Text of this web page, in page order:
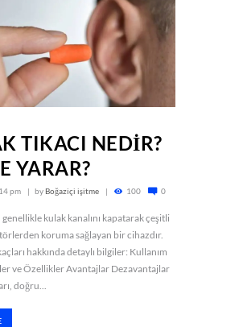
TIKACI NEDİR?
YARAR?
pm by Boğaziçi işitme 100 0
genellikle kulak kanalını kapatarak çeşitli
koruma sağlayan bir cihazdır.
hakkında detaylı bilgiler: Kullanım
ve Özellikler Avantajlar Dezavantajlar
doğru...